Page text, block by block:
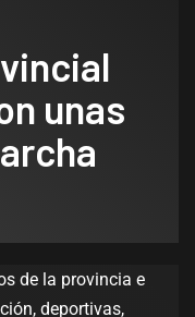
unas
de la provincia e
deportivas,